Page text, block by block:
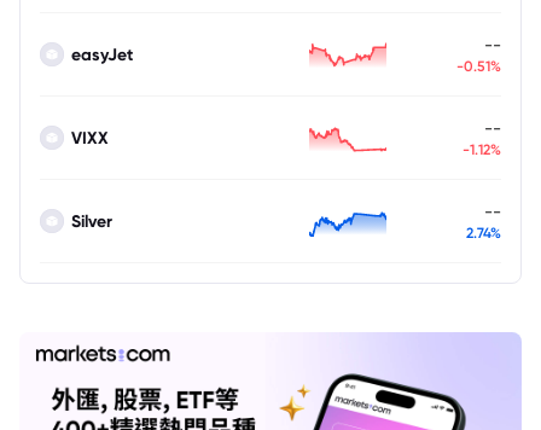
easyJet --
-0.51%
VIXX --
-1.12%
Silver --
2.74%